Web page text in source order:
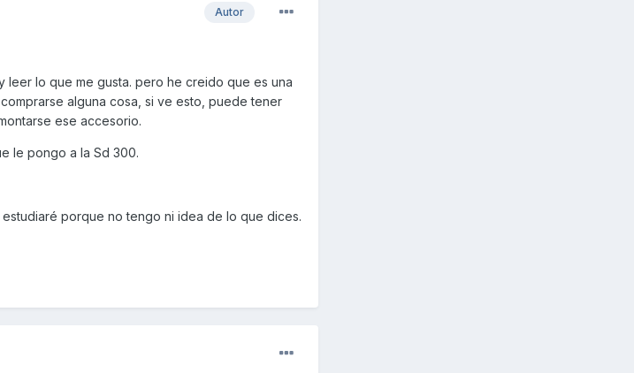
Autor
lo que me gusta. pero he creido que es una
alguna cosa, si ve esto, puede tener
ese accesorio.
le pongo a la Sd 300.
porque no tengo ni idea de lo que dices.